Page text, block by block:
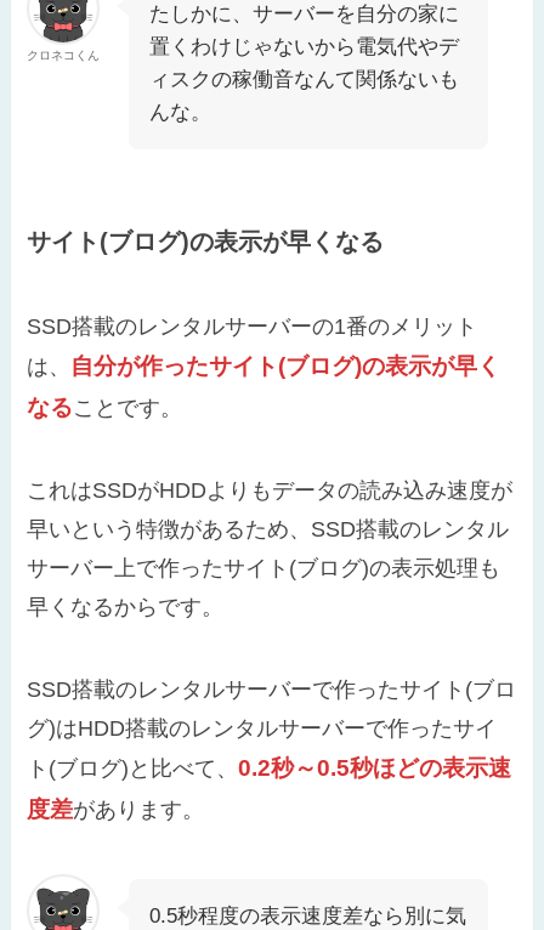
クロネコくん
たしかに、サーバーを自分の家に
置くわけじゃないから電気代やデ
ィスクの稼働音なんて関係ないも
んな。
サイト(ブログ)の表示が早くなる
SSD搭載のレンタルサーバーの1番のメリット
は、 自分が作ったサイト(ブログ)の表示が早く
なることです。
これはSSDがHDDよりもデータの読み込み速度が
早いという特徴があるため、SSD搭載のレンタル
サーバー上で作ったサイト(ブログ)の表示処理も
早くなるからです。
SSD搭載のレンタルサーバーで作ったサイト(ブロ
グ)はHDD搭載のレンタルサーバーで作ったサイ
ト(ブログ)と比べて、0.2秒～0.5秒ほどの表示速
度差があります。
0.5秒程度の表示速度差なら別に気